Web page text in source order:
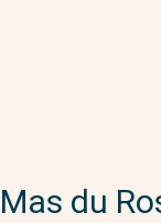
Mas du